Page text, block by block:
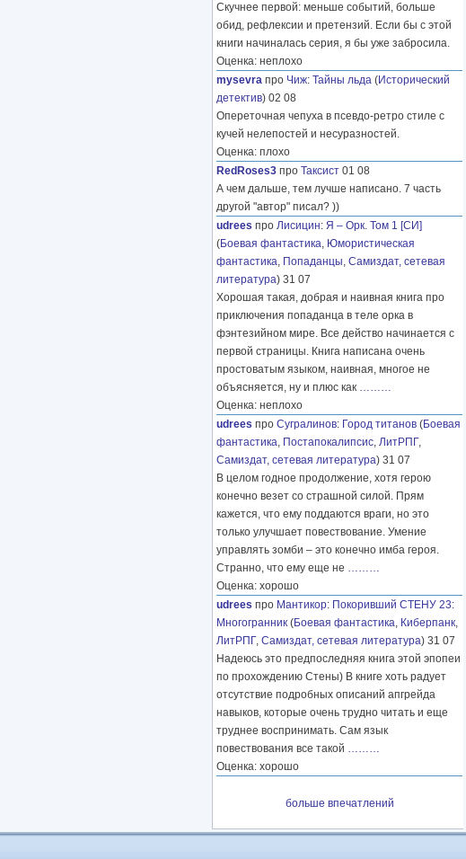
Скучнее первой: меньше событий, больше
обид, рефлексии и претензий. Если бы с этой
книги начиналась серия, я бы уже забросила.
Оценка: неплохо
mysevra про Чиж: Тайны льда (Исторический
детектив) 02 08
Опереточная чепуха в псевдо-ретро стиле с
кучей нелепостей и несуразностей.
Оценка: плохо
RedRoses3 про Таксист 01 08
А чем дальше, тем лучше написано. 7 часть
другой "автор" писал? ))
udrees про Лисицин: Я – Орк. Том 1 [СИ]
(Боевая фантастика, Юмористическая
фантастика, Попаданцы, Самиздат, сетевая
литература) 31 07
Хорошая такая, добрая и наивная книга про
приключения попаданца в теле орка в
фэнтезийном мире. Все действо начинается с
первой страницы. Книга написана очень
простоватым языком, наивная, многое не
объясняется, ну и плюс как ………
Оценка: неплохо
udrees про Сугралинов: Город титанов (Боевая
фантастика, Постапокалипсис, ЛитРПГ,
Самиздат, сетевая литература) 31 07
В целом годное продолжение, хотя герою
конечно везет со страшной силой. Прям
кажется, что ему поддаются враги, но это
только улучшает повествование. Умение
управлять зомби – это конечно имба героя.
Странно, что ему еще не ………
Оценка: хорошо
udrees про Мантикор: Покоривший СТЕНУ 23:
Многогранник (Боевая фантастика, Киберпанк,
ЛитРПГ, Самиздат, сетевая литература) 31 07
Надеюсь это предпоследняя книга этой эпопеи
по прохождению Стены) В книге хоть радует
отсутствие подробных описаний апгрейда
навыков, которые очень трудно читать и еще
труднее воспринимать. Сам язык
повествования все такой ………
Оценка: хорошо
больше впечатлений